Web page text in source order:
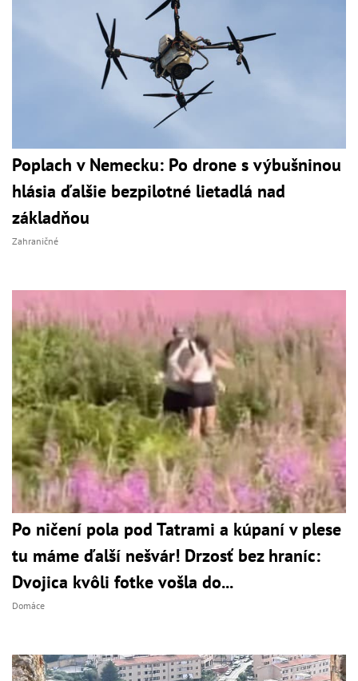
Poplach v Nemecku: Po drone s výbušninou
hlásia ďalšie bezpilotné lietadlá nad
základňou
Zahraničné
Po ničení pola pod Tatrami a kúpaní v plese
tu máme ďalší nešvár! Drzosť bez hraníc:
Dvojica kvôli fotke vošla do...
Domáce